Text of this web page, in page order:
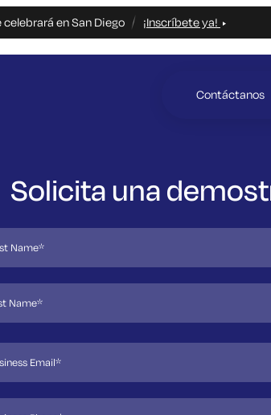
en San Diego ¡Inscríbete ya!
Contáctanos
Solicita una